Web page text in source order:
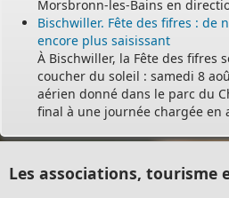
Morsbronn-les-Bains en
Bischwiller. Fête des fifres : de
encore plus saisissant
À Bischwiller, la Fête des fifres
coucher du soleil : samedi 8
aérien donné dans le parc du
final à une journée chargée en
Les associations, tourisme